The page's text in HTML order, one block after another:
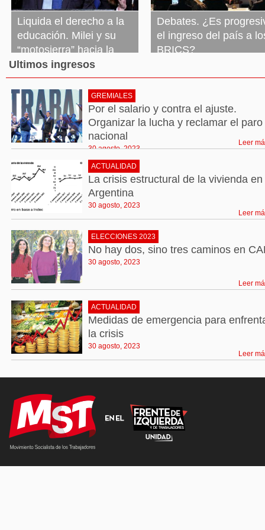
Liquida el derecho a la
educación. Milei y su
“motosierra” hacia la
escuela pública
Debates. ¿Es
el ingreso del país a
BRICS?
Ultimos ingresos
GREMIALES
Por el salario y contra el ajuste.
Organizar la lucha y reclamar el paro
nacional
30 agosto, 2023
Leer
ACTUALIDAD
La crisis estructural de la vivienda en
Argentina
30 agosto, 2023
Leer
ELECCIONES 2023
No hay dos, sino tres caminos en
30 agosto, 2023
Leer
ACTUALIDAD
Medidas de emergencia para
la crisis
30 agosto, 2023
Leer